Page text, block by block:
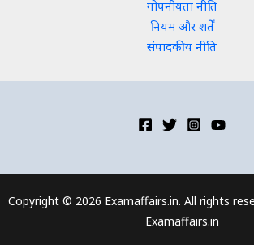
गोपनीयता नीति
नियम और शर्तें
संपादकीय नीति
Copyright © 2026 Examaffairs.in. All rights
Examaffairs.in